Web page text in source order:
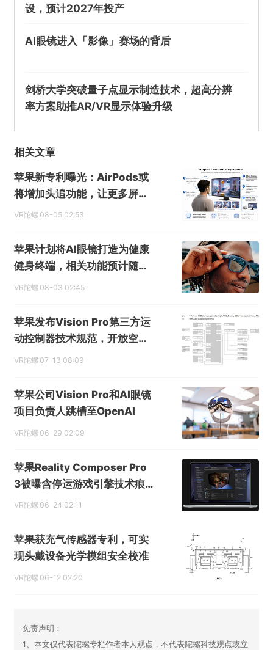
ey+剧情《What IF...？》
欺诈 色情 诱导行为
不实信息 违法犯罪
提交
设，预计2027年投产
AI眼镜进入「影像」赛场的背后
剑桥大学突破量子点显示制造技术，超高分辨
率方案助推AR/VR显示体验升级
相关文章
苹果新专利曝光：AirPods或
将增加头追功能，让更多屏幕
具备空间显示能力
VR陀螺 08-05 02:53
苹果计划将AI眼镜打造为健康
健身终端，相关功能预计随后
续机型落地
VR陀螺 08-03 02:45
苹果发布Vision Pro第三方运
动控制器技术规范，开放空间
配件生态
VR陀螺 07-13 08:09
苹果公司Vision Pro和AI眼镜
项目负责人跳槽至OpenAI
VR陀螺 06-29 02:09
苹果Reality Composer Pro
3被曝含停运游戏引擎技术痕
迹
VR陀螺 06-24 02:11
苹果获充气传感器专利，可实
现头戴设备光学模组安全校准
VR陀螺 06-12 02:20
免责声明：
1、本文仅代表陀螺专栏作者本人观点，不代表陀螺科技观点或立